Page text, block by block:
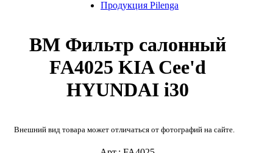
Продукция Pilenga
BM Фильтр салонный
FA4025 KIA Cee'd
HYUNDAI i30
Внешний вид товара может отличаться от фотографий на сайте.